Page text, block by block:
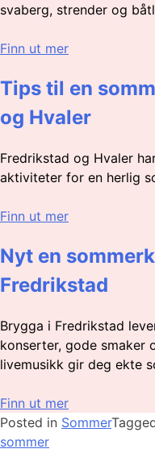
svaberg, strender og
Finn ut mer
Tips til en
og Hvaler
Fredrikstad og Hvaler
aktiviteter for en herlig
Finn ut mer
Nyt en
Fredrikstad
Brygga i Fredrikstad
konserter, gode smaker
livemusikk gir deg ekte
Finn ut mer
Posted in Sommer
sommer